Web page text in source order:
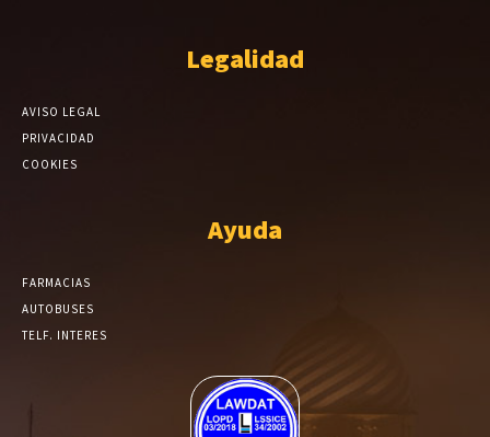
Legalidad
AVISO LEGAL
PRIVACIDAD
COOKIES
Ayuda
FARMACIAS
AUTOBUSES
TELF. INTERES